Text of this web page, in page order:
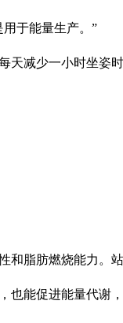
于能量生产。”
减少一小时坐
脂肪燃烧能力。
能促进能量代谢